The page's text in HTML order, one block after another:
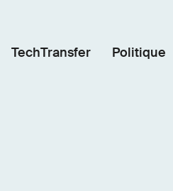
TechTransfer Politique